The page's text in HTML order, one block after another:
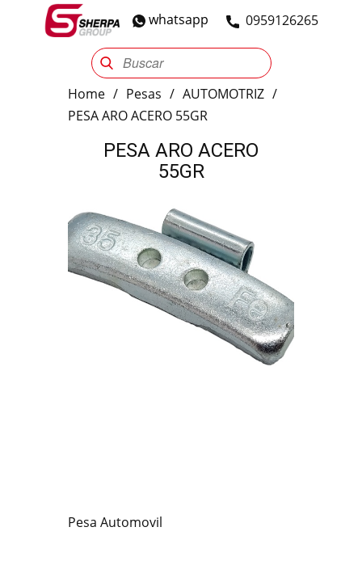
​0959126265
whatsapp
Sherpa Group Reencauche Automotriz
Home / Pesas / AUTOMOTRIZ /
PESA ARO ACERO 55GR
PESA ARO ACERO
55GR
Pesa Automovil